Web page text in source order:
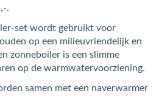
.
set wordt gebruikt voor
op een milieuvriendelijk en
zonneboiler is een slimme
op de warmwatervoorziening.
samen met een naverwarmer